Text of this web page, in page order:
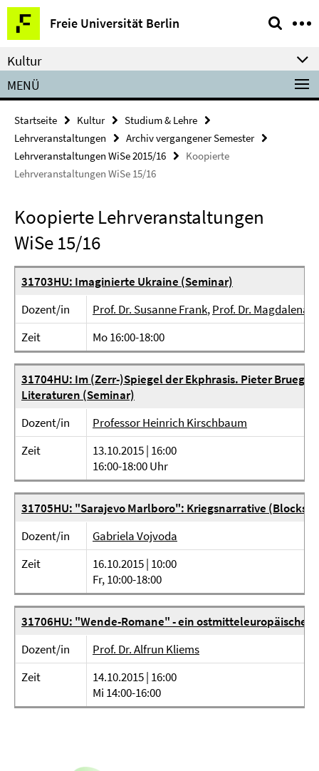
Springe
direkt
zu
Inhalt
Freie Universität Berlin
Service-
Navigation
Kultur
MENÜ
Startseite Kultur
Studium & Lehre
Lehrveranstaltungen
Archiv vergangener Semester
Lehrveranstaltungen WiSe 2015/16
Koopierte
Lehrveranstaltungen WiSe 15/16
Koopierte Lehrveranstaltungen
WiSe 15/16
31703HU: Imaginierte Ukraine (Seminar)
Dozent/in
Prof. Dr. Susanne Frank,Prof. Dr. Magdalena
Zeit
Mo 16:00-18:00
31704HU: Im (Zerr-)Spiegel der Ekphrasis. Pieter
Literaturen (Seminar)
Dozent/in
Professor Heinrich Kirschbaum
Zeit
13.10.2015 | 16:00
16:00-18:00 Uhr
31705HU: "Sarajevo Marlboro": Kriegsnarrative
Dozent/in
Gabriela Vojvoda
Zeit
16.10.2015 | 10:00
Fr, 10:00-18:00
31706HU: "Wende-Romane" - ein ostmitteleuropäisches
Dozent/in
Prof. Dr. Alfrun Kliems
Zeit
14.10.2015 | 16:00
Mi 14:00-16:00